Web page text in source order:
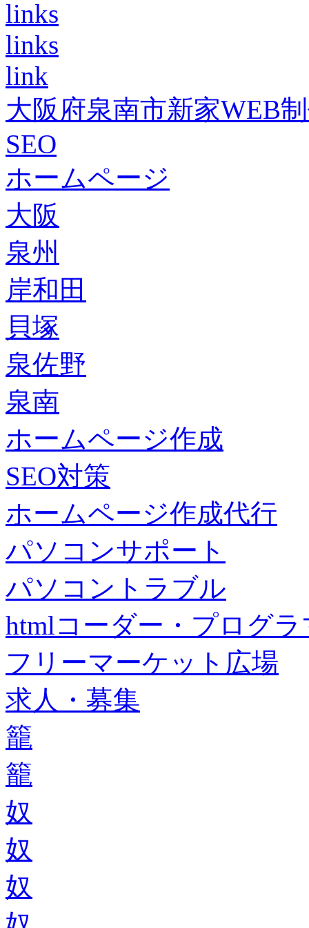
links
links
link
大阪府泉南市新家WEB
SEO
ホームページ
大阪
泉州
岸和田
貝塚
泉佐野
泉南
ホームページ作成
SEO対策
ホームページ作成代行
パソコンサポート
パソコントラブル
htmlコーダー・プログラ
フリーマーケット広場
求人・募集
籠
籠
奴
奴
奴